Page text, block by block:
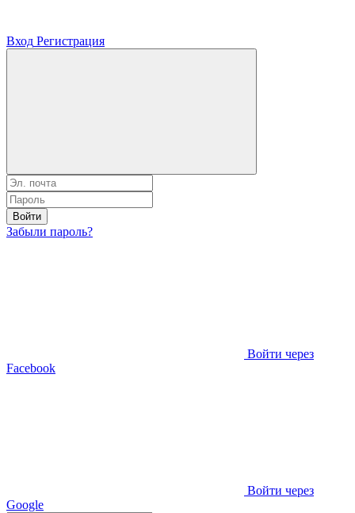
Вход Регистрация
Войти
Забыли пароль?
Войти через
Facebook
Войти через
Google